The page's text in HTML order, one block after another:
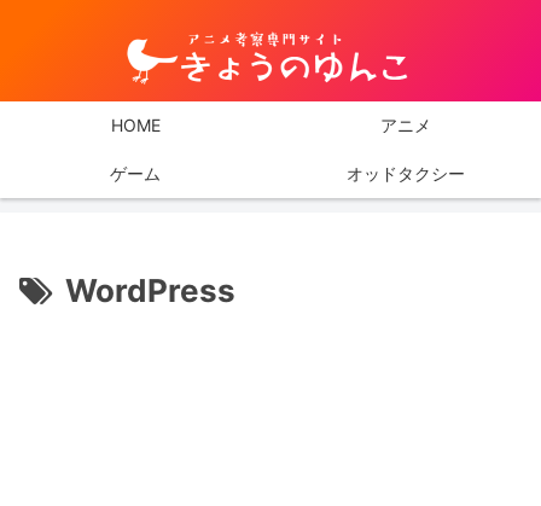
HOME アニメ
ゲーム オッドタクシー
WordPress